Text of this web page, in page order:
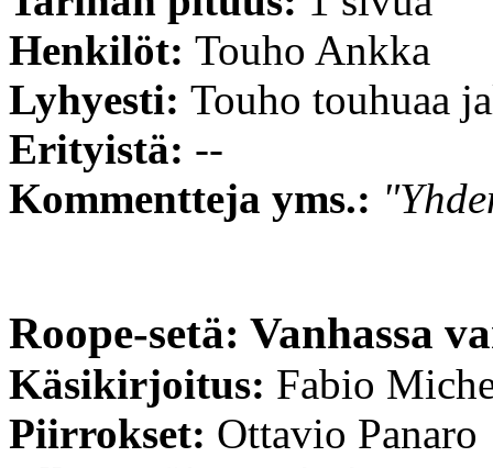
Henkilöt: Touho Ankka
Lyhyesti: Touho touhuaa
Erityistä: --
Kommentteja yms.:
Roope-setä: Vanhassa
Käsikirjoitus: Fabio
Piirrokset: Ottavio Panaro